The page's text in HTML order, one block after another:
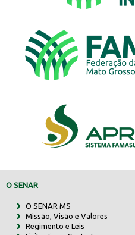
O SENAR
O SENAR MS
Missão, Visão e Valores
Regimento e Leis